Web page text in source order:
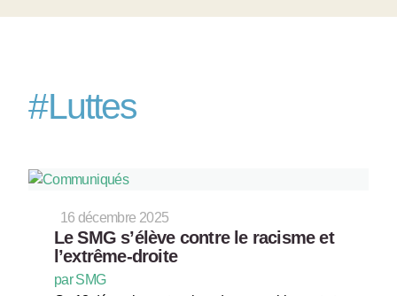
#Luttes
16 décembre 2025
Le SMG s’élève contre le racisme et
l’extrême-droite
par SMG